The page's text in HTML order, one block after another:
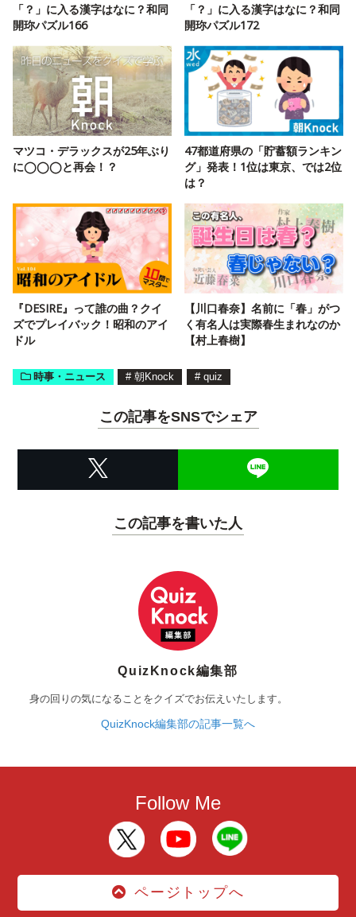
「？」に入る漢字はなに？和同
開珎パズル166
「？」に入る漢字はなに？和同
開珎パズル172
マツコ・デラックスが25年ぶり
に◯◯◯と再会！？
47都道府県の「貯蓄額ランキン
グ」発表！1位は東京、では2位
は？
『DESIRE』って誰の曲？クイ
ズでプレイバック！昭和のアイ
ドル
【川口春奈】名前に「春」がつ
く有名人は実際春生まれなのか
【村上春樹】
時事・ニュース # 朝Knock # quiz
この記事をSNSでシェア
この記事を書いた人
QuizKnock編集部
身の回りの気になることをクイズでお伝えいたします。
QuizKnock編集部の記事一覧へ
Follow Me
ページトップへ